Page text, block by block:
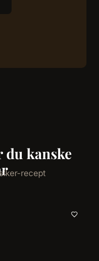
kanske
recept